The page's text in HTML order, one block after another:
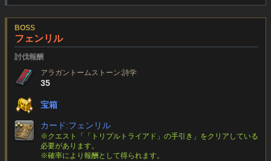
BOSS
フェンリル
討伐報酬
アラガントームストーン:詩学
35
宝箱
カード:フェンリル
※クエスト「「トリプルトライアド」の手引き」をクリアしている
必要があります。
※確率により報酬として得られます。